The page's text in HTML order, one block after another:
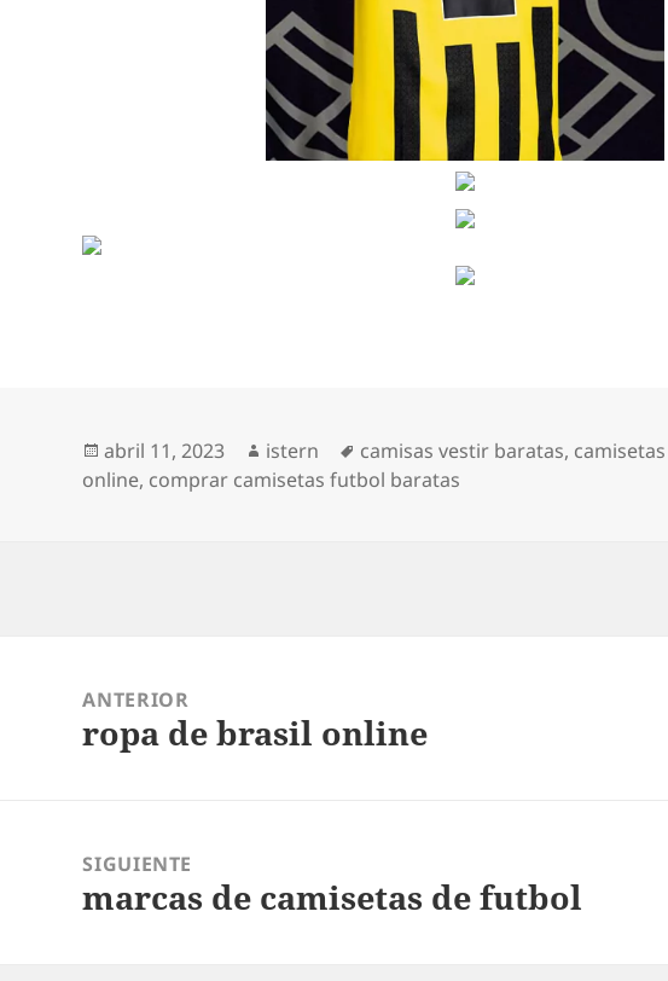
Publicado
el
abril 11, 2023 Autor
istern Etiquetas
camisas vestir baratas,
online, comprar camisetas futbol baratas
entradas
ANTERIOR
Entrada
ropa de brasil online
SIGUIENTE
Entrada
marcas de camisetas de futbol